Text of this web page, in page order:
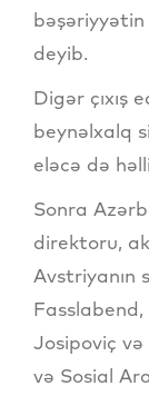
deyib.
Digər çıxış
beynəlxalq
eləcə də
Sonra
direktoru,
Avstriyanın
Josipoviç
və Sosial